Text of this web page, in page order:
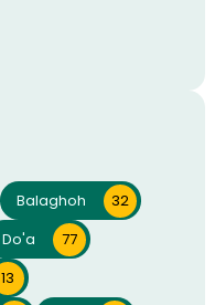
Balaghoh
32
Do'a
77
13